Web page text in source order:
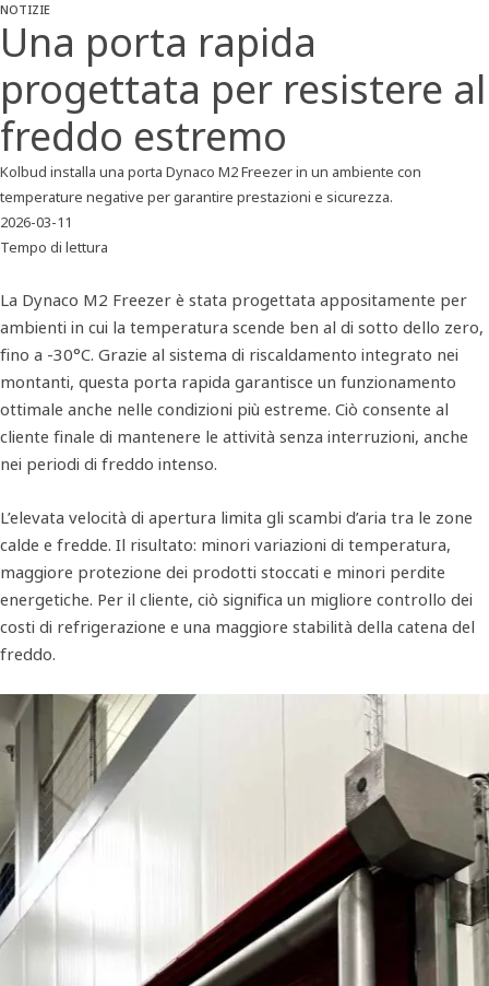
NOTIZIE
Una porta rapida
progettata per resistere al
freddo estremo
Kolbud installa una porta Dynaco M2 Freezer in un ambiente con
temperature negative per garantire prestazioni e sicurezza.
2026-03-11
Tempo di lettura
La Dynaco M2 Freezer è stata progettata appositamente per
ambienti in cui la temperatura scende ben al di sotto dello zero,
fino a -30°C. Grazie al sistema di riscaldamento integrato nei
montanti, questa porta rapida garantisce un funzionamento
ottimale anche nelle condizioni più estreme. Ciò consente al
cliente finale di mantenere le attività senza interruzioni, anche
nei periodi di freddo intenso.
L’elevata velocità di apertura limita gli scambi d’aria tra le zone
calde e fredde. Il risultato: minori variazioni di temperatura,
maggiore protezione dei prodotti stoccati e minori perdite
energetiche. Per il cliente, ciò significa un migliore controllo dei
costi di refrigerazione e una maggiore stabilità della catena del
freddo.